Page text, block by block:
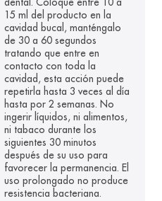
15 ml del producto en la
cavidad bucal, manténgalo
de 30 a 60 segundos
tratando que entre en
contacto con toda la
cavidad, esta acción puede
repetirla hasta 3 veces al día
hasta por 2 semanas. No
ingerir líquidos, ni alimentos,
ni tabaco durante los
siguientes 30 minutos
después de su uso para
favorecer la permanencia. El
uso prolongado no produce
resistencia bacteriana.